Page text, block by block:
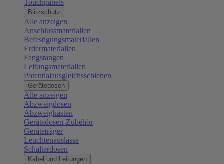
Touchpanels
Blitzschutz
Alle anzeigen
Anschlussmaterialien
Befestigungsmaterialien
Erdermaterialien
Fangstangen
Leitungsmaterialien
Potentialausgleichsschienen
Gerätedosen
Alle anzeigen
Abzweigdosen
Abzweigkästen
Gerätedosen-Zubehör
Geräteträger
Leuchtenauslässe
Schalterdosen
Kabel und Leitungen